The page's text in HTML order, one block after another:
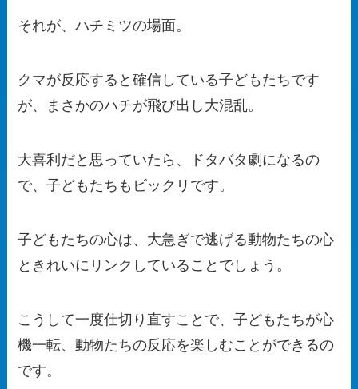
それが、ハチミツの場面。
クマが反応すると確信している子どもたちです
が、まさかのハチが飛び出し大混乱。
大喜利だと思っていたら、ドタバタ劇になるの
で、子どもたちもビックリです。
子どもたちの心は、大急ぎで逃げる動物たちの心
ときれいにリンクしていることでしょう。
こうして一度仕切り直すことで、子どもたちが心
機一転、動物たちの反応を楽しむことができるの
です。